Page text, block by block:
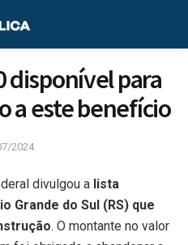
disponível para
a este benefício
2024
divulgou a lista
Grande do Sul (RS) que
. O montante no valor